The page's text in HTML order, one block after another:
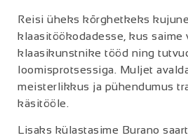
Reisi üheks kõrghetkeks
klaasitöökodadesse, kus saime
klaasikunstnike tööd ning
loomisprotsessiga. Muljet
meisterlikkus ja pühendumus
käsitööle.
Lisaks külastasime Burano